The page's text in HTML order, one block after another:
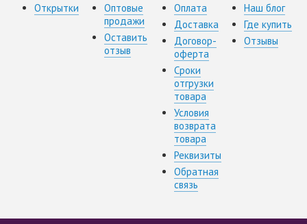
Открытки
Оптовые
продажи
Оставить
отзыв
Оплата
Доставка
Договор-
оферта
Сроки
отгрузки
товара
Условия
возврата
товара
Реквизиты
Обратная
связь
Наш блог
Где купить
Отзывы